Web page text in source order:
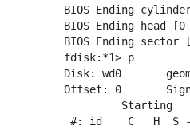
BIOS Ending
BIOS Ending head [0
BIOS Ending sector
  fdisk:*1> p
Disk: wd0
Offset: 0
Starting
#: id    C   H  S